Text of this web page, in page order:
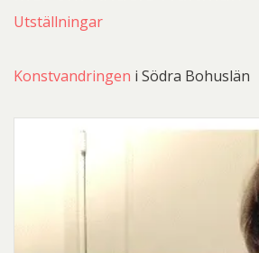
Utställningar
Konstvandringen i Södra Bohuslän